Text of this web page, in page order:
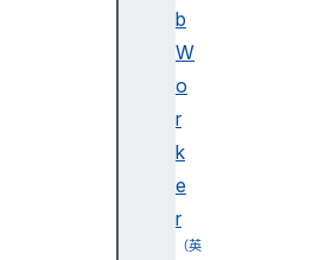
b
W
o
r
k
e
r